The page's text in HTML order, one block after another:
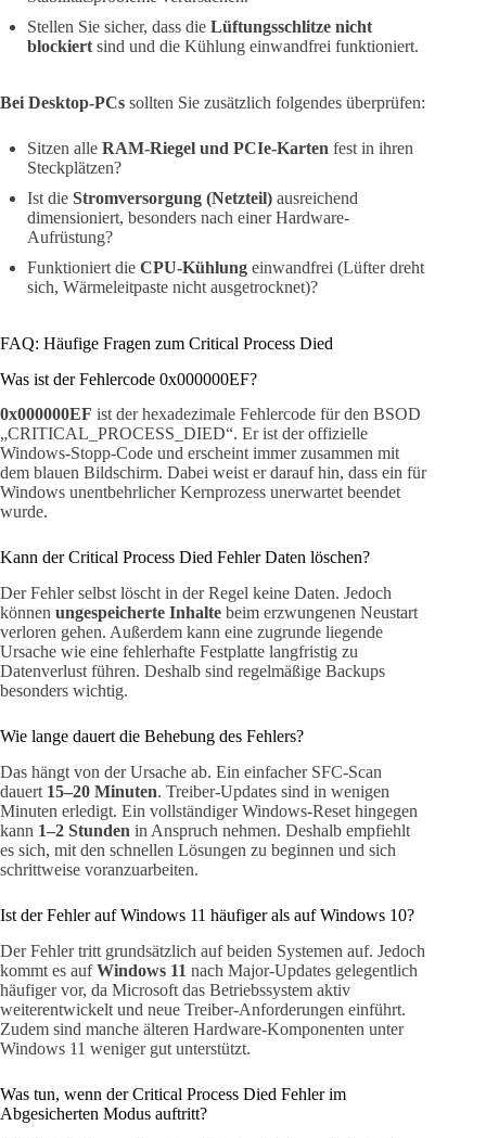
Stellen Sie sicher, dass die Lüftungsschlitze nicht
blockiert sind und die Kühlung einwandfrei funktioniert.
Bei Desktop-PCs sollten Sie zusätzlich folgendes überprüfen:
Sitzen alle RAM-Riegel und PCIe-Karten fest in ihren
Steckplätzen?
Ist die Stromversorgung (Netzteil) ausreichend
dimensioniert, besonders nach einer Hardware-
Aufrüstung?
Funktioniert die CPU-Kühlung einwandfrei (Lüfter dreht
sich, Wärmeleitpaste nicht ausgetrocknet)?
FAQ: Häufige Fragen zum Critical Process Died
Was ist der Fehlercode 0x000000EF?
0x000000EF ist der hexadezimale Fehlercode für den BSOD
„CRITICAL_PROCESS_DIED“. Er ist der offizielle
Windows-Stopp-Code und erscheint immer zusammen mit
dem blauen Bildschirm. Dabei weist er darauf hin, dass ein für
Windows unentbehrlicher Kernprozess unerwartet beendet
wurde.
Kann der Critical Process Died Fehler Daten löschen?
Der Fehler selbst löscht in der Regel keine Daten. Jedoch
können ungespeicherte Inhalte beim erzwungenen Neustart
verloren gehen. Außerdem kann eine zugrunde liegende
Ursache wie eine fehlerhafte Festplatte langfristig zu
Datenverlust führen. Deshalb sind regelmäßige Backups
besonders wichtig.
Wie lange dauert die Behebung des Fehlers?
Das hängt von der Ursache ab. Ein einfacher SFC-Scan
dauert 15–20 Minuten. Treiber-Updates sind in wenigen
Minuten erledigt. Ein vollständiger Windows-Reset hingegen
kann 1–2 Stunden in Anspruch nehmen. Deshalb empfiehlt
es sich, mit den schnellen Lösungen zu beginnen und sich
schrittweise voranzuarbeiten.
Ist der Fehler auf Windows 11 häufiger als auf Windows 10?
Der Fehler tritt grundsätzlich auf beiden Systemen auf. Jedoch
kommt es aufWindows 11 nach Major-Updates gelegentlich
häufiger vor, da Microsoft das Betriebssystem aktiv
weiterentwickelt und neue Treiber-Anforderungen einführt.
Zudem sind manche älteren Hardware-Komponenten unter
Windows 11 weniger gut unterstützt.
Was tun, wenn der Critical Process Died Fehler im
Abgesicherten Modus auftritt?